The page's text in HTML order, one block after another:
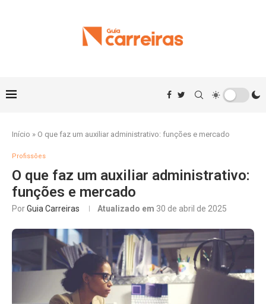
Início » O que faz um auxiliar administrativo: funções e mercado
Profissões
O que faz um auxiliar administrativo:
funções e mercado
PorGuia Carreiras Atualizado em 30 de abril de 2025